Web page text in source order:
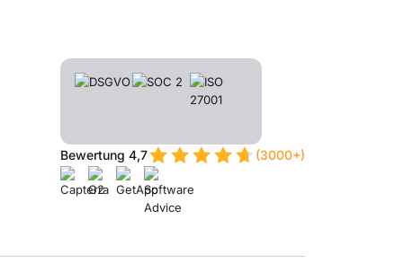
Bewertung 4,7 (3000+)